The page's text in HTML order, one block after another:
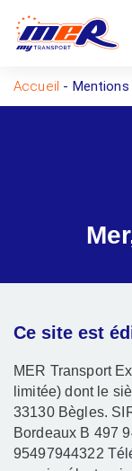
Accueil - Mentions
Ce site est
MER Transport
limitée) dont le
33130 Bègles.
Bordeaux B 497
95497944322